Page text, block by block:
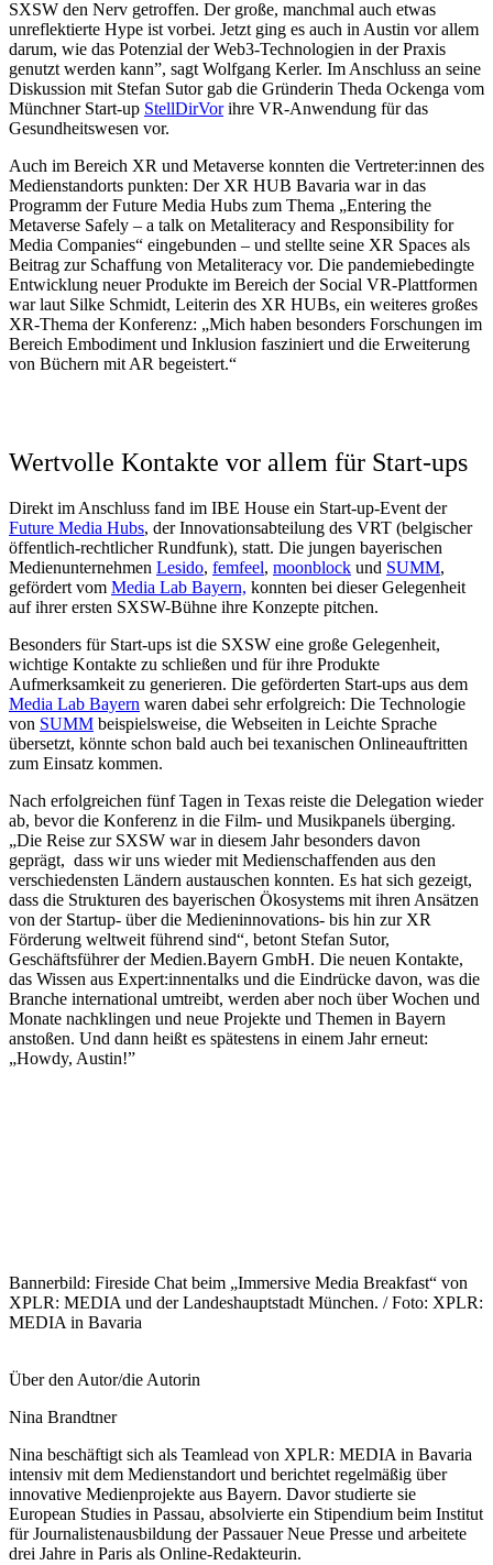
SXSW den Nerv getroffen. Der große, manchmal auch etwas
unreflektierte Hype ist vorbei. Jetzt ging es auch in Austin vor allem
darum, wie das Potenzial der Web3-Technologien in der Praxis
genutzt werden kann”, sagt Wolfgang Kerler. Im Anschluss an seine
Diskussion mit Stefan Sutor gab die Gründerin Theda Ockenga vom
Münchner Start-up StellDirVorihre VR-Anwendung für das
Gesundheitswesen vor.
Auch im Bereich XR und Metaverse konnten die Vertreter:innen des
Medienstandorts punkten: Der XR HUB Bavaria war in das
Programm der Future Media Hubs zum Thema „Entering the
Metaverse Safely – a talk on Metaliteracy and Responsibility for
Media Companies“ eingebunden – und stellte seine XR Spaces als
Beitrag zur Schaffung von Metaliteracy vor. Die pandemiebedingte
Entwicklung neuer Produkte im Bereich der Social VR-Plattformen
war laut Silke Schmidt, Leiterin des XR HUBs, ein weiteres großes
XR-Thema der Konferenz: „Mich haben besonders Forschungen im
Bereich Embodiment und Inklusion fasziniert und die Erweiterung
von Büchern mit AR begeistert.“
Wertvolle Kontakte vor allem für Start-ups
Direkt im Anschluss fand im IBE House ein Start-up-Event der
Future Media Hubs, der Innovationsabteilung des VRT (belgischer
öffentlich-rechtlicher Rundfunk), statt. Die jungen bayerischen
Medienunternehmen Lesido, femfeel, moonblock und SUMM,
gefördert vom Media Lab Bayern, konnten bei dieser Gelegenheit
auf ihrer ersten SXSW-Bühne ihre Konzepte pitchen.
Besonders für Start-ups ist die SXSW eine große Gelegenheit,
wichtige Kontakte zu schließen und für ihre Produkte
Aufmerksamkeit zu generieren. Die geförderten Start-ups aus dem
Media Lab Bayern waren dabei sehr erfolgreich: Die Technologie
von SUMM beispielsweise, die Webseiten in Leichte Sprache
übersetzt, könnte schon bald auch bei texanischen Onlineauftritten
zum Einsatz kommen.
Nach erfolgreichen fünf Tagen in Texas reiste die Delegation wieder
ab, bevor die Konferenz in die Film- und Musikpanels überging.
„Die Reise zur SXSW war in diesem Jahr besonders davon
geprägt, dass wir uns wieder mit Medienschaffenden aus den
verschiedensten Ländern austauschen konnten. Es hat sich gezeigt,
dass die Strukturen des bayerischen Ökosystems mit ihren Ansätzen
von der Startup- über die Medieninnovations- bis hin zur XR
Förderung weltweit führend sind“, betont Stefan Sutor,
Geschäftsführer der Medien.Bayern GmbH. Die neuen Kontakte,
das Wissen aus Expert:innentalks und die Eindrücke davon, was die
Branche international umtreibt, werden aber noch über Wochen und
Monate nachklingen und neue Projekte und Themen in Bayern
anstoßen. Und dann heißt es spätestens in einem Jahr erneut:
„Howdy, Austin!”
Bannerbild: Fireside Chat beim „Immersive Media Breakfast“ von
XPLR: MEDIA und der Landeshauptstadt München. / Foto: XPLR:
MEDIA in Bavaria
Über den Autor/die Autorin
Nina Brandtner
Nina beschäftigt sich als Teamlead von XPLR: MEDIA in Bavaria
intensiv mit dem Medienstandort und berichtet regelmäßig über
innovative Medienprojekte aus Bayern. Davor studierte sie
European Studies in Passau, absolvierte ein Stipendium beim Institut
für Journalistenausbildung der Passauer Neue Presse und arbeitete
drei Jahre in Paris als Online-Redakteurin.